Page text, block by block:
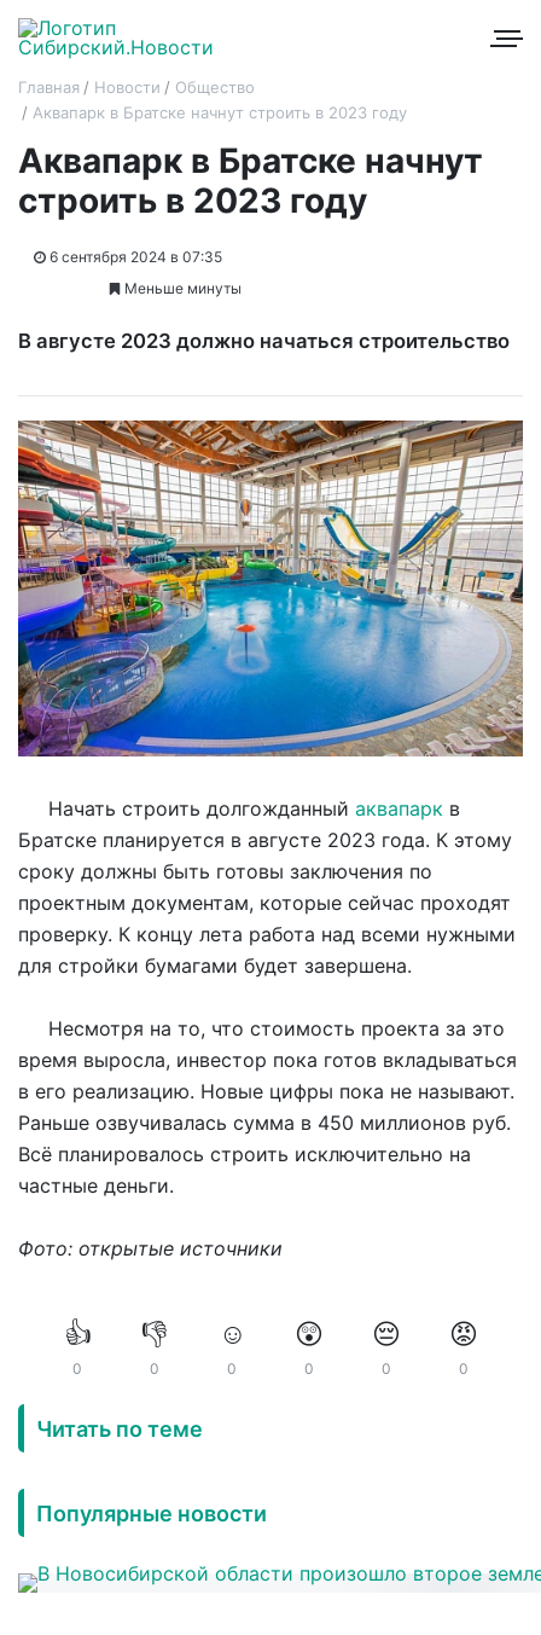
Главная Новости
Общество
Аквапарк в Братске начнут строить в 2023 году
Аквапарк в Братске начнут
строить в 2023 году
6 сентября 2024 в 07:35
Меньше минуты
В августе 2023 должно начаться строительство
Начать строить долгожданный аквапарк в
Братске планируется в августе 2023 года. К этому
сроку должны быть готовы заключения по
проектным документам, которые сейчас проходят
проверку. К концу лета работа над всеми нужными
для стройки бумагами будет завершена.
Несмотря на то, что стоимость проекта за это
время выросла, инвестор пока готов вкладываться
в его реализацию. Новые цифры пока не называют.
Раньше озвучивалась сумма в 450 миллионов руб.
Всё планировалось строить исключительно на
частные деньги.
Фото: открытые источники
👍
0
👎
0
☺️
0
😲
0
😔
0
😡
0
Читать по теме
Популярные новости